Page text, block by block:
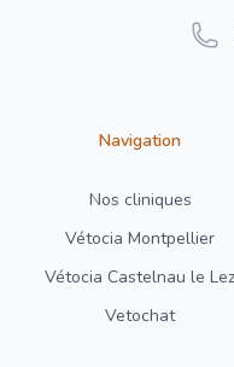
Navigation
Nos cliniques
Vétocia Montpellier
Vétocia Castelnau le Lez
Vetochat